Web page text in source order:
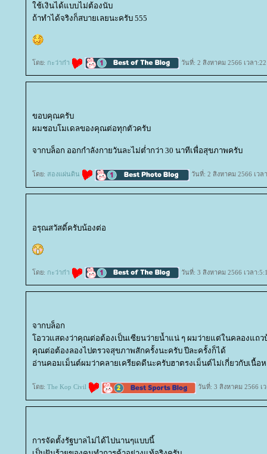
ช้เงินได้แบบไม่ต้องนับ
ถ้าทำได้จริงก็สบายเลยนะครับ 555
ดย: กะว่าก๋า วันที่: 2 สิงหาคม 2566 เวลา
ขอบคุณครับ
ผมชอบโมเดลของคุณต่อทุกตัวครับ
จากบล็อก ออกกำลังกายวันละไม่ต่ำกว่า 30 นาทีเพื่อสุขภาพครับ
ดย: สองแผ่นดิน วันที่: 2 สิงหาคม 2566 เวล
อรุณสวัสดิ์ครับน้องต่อ
ดย: กะว่าก๋า วันที่: 3 สิงหาคม 2566 เวลา
จากบล็อก
อววแสดงว่าคุณต่อต้องเป็นเซียนว่ายน้ำแน่ ๆ ผมว่ายแต่ในคลองแถว
คุณต่อต้องลองไปตรวจสุขภาพสักครั้งนะครับ ปีละครั้งก็ได้
อ่านคอมเม็นต์ผมว่าคลายเครียดดีนะครับฮาตรงเม็นต์ไม่เกี่ยวกับเนื้อ
ดย: The Kop Civil วันที่: 3 สิงหาคม 2566 เ
การจัดตั้งรัฐบาลไม่ได้ไปนานๆแบบนี้